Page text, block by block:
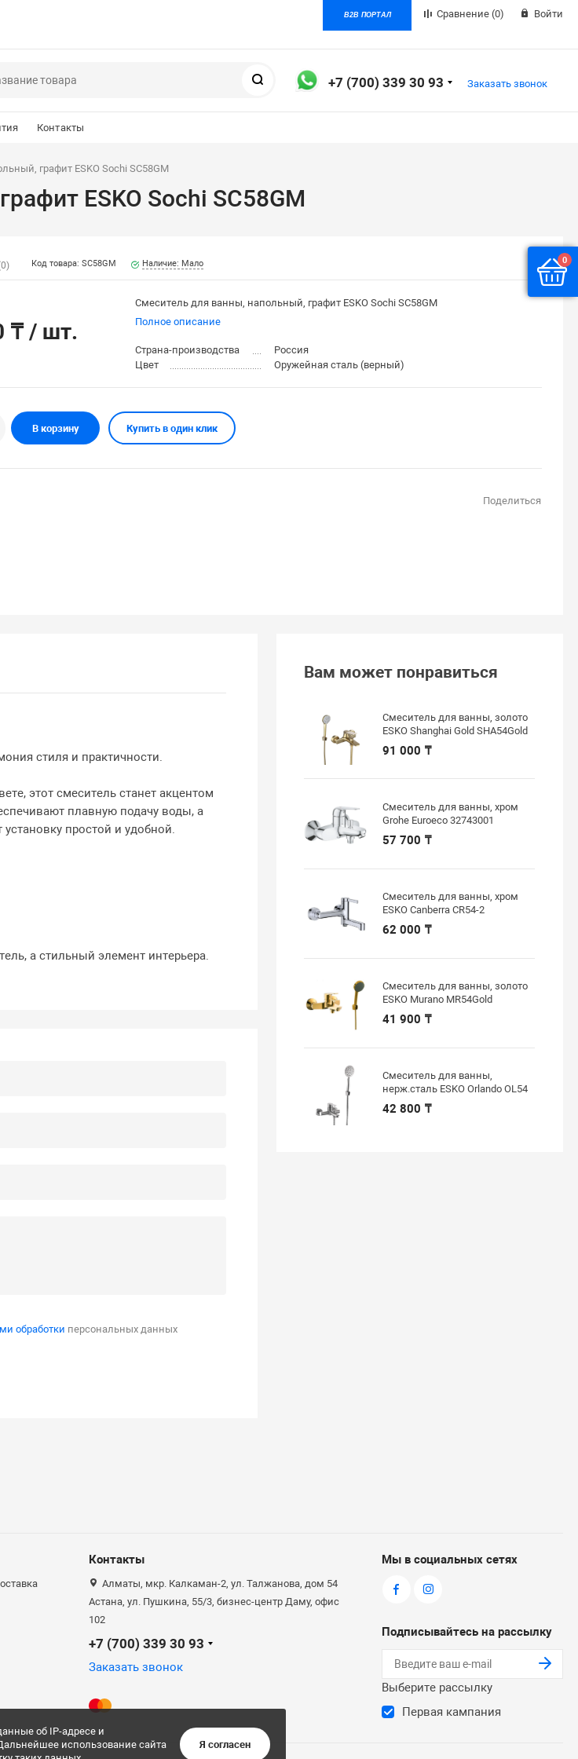
B2B ПОРТАЛ Сравнение (0) Войти
+7 (700) 339 30 93 Заказать звонок
Контакты
графит ESKO Sochi SC58GM
ESKO Sochi SC58GM
Код товара: SC58GM Наличие: Мало
₸/ шт.
Смеситель для ванны, напольный, графит ESKO Sochi SC58GM
Полное описание
Страна-производства
Россия
Цвет
Оружейная сталь (верный)
В корзину Купить в один клик
Поделиться
стиля и практичности.
этот смеситель станет акцентом
плавную подачу воды, а
простой и удобной.
а стильный элемент интерьера.
обработки персональных данных
Вам может понравиться
Смеситель для ванны, золото
ESKO Shanghai Gold SHA54Gold
91 000 ₸
Смеситель для ванны, хром
Grohe Euroeco 32743001
57 700 ₸
Смеситель для ванны, хром
ESKO Canberra CR54-2
62 000 ₸
Смеситель для ванны, золото
ESKO Murano MR54Gold
41 900 ₸
Смеситель для ванны,
нерж.сталь ESKO Orlando OL54
42 800 ₸
Контакты
Алматы, мкр. Калкаман-2, ул. Талжанова, дом 54
Астана, ул. Пушкина, 55/3, бизнес-центр Даму, офис
102
+7 (700) 339 30 93
Заказать звонок
Мы в социальных сетях
Подписывайтесь на рассылку
Выберите рассылку
Первая кампания
0
об IP-адресе и
использование сайта
Я согласен